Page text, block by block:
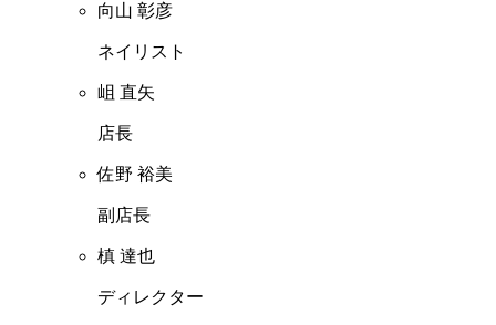
向山 彰彦
ネイリスト
岨 直矢
店長
佐野 裕美
副店長
槙 達也
ディレクター